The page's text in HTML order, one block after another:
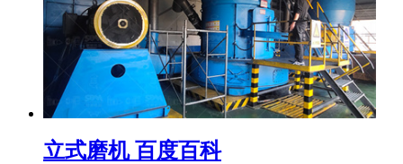
立式磨机 百度百科